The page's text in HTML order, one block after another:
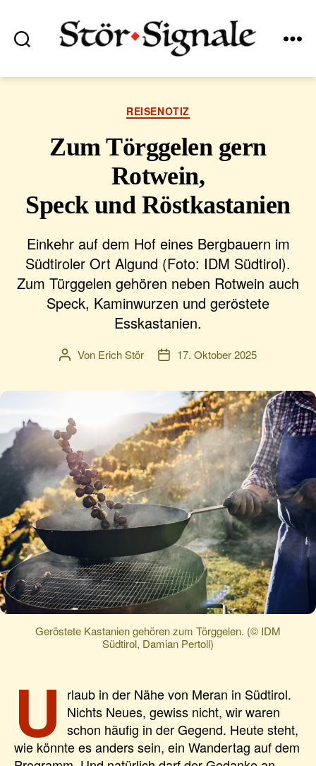
Kategorien
REISENOTIZ
Zum Törggelen gern
Rotwein,
Speck und Röstkastanien
Einkehr auf dem Hof eines Bergbauern im
Südtiroler Ort Algund (Foto: IDM Südtirol).
Zum Türggelen gehören neben Rotwein auch
Speck, Kaminwurzen und geröstete
Esskastanien.
Beitragsautor
Von Erich Stör Veröffentlichungsdatum
17. Oktober 2025
Geröstete Kastanien gehören zum Törggelen. (© IDM
Südtirol, Damian Pertoll)
U
rlaub in der Nähe von Meran in Südtirol.
Nichts Neues, gewiss nicht, wir waren
schon häufig in der Gegend. Heute steht,
wie könnte es anders sein, ein Wandertag auf dem